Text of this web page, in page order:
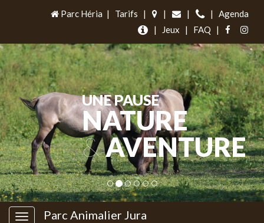
Parc Héria | Tarifs | | | |
Agenda
|
Jeux | FAQ |
UNE PAUSE
NATURE
&AVENTURE
Parc Animalier Jura